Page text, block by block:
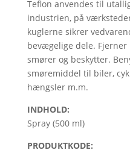
Teflon anvendes til
industrien, på
kuglerne sikrer
bevægelige dele.
smører og beskytter.
smøremiddel til biler,
hængsler m.m.
INDHOLD:
Spray (500 ml)
PRODUKTKODE: